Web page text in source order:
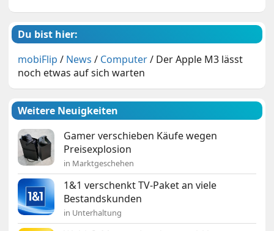
Du bist hier:
mobiFlip / News / Computer/ Der Apple M3 lässt
noch etwas auf sich warten
Weitere Neuigkeiten
Gamer verschieben Käufe wegen
Preisexplosion
in Marktgeschehen
1&1 verschenkt TV-Paket an viele
Bestandskunden
in Unterhaltung